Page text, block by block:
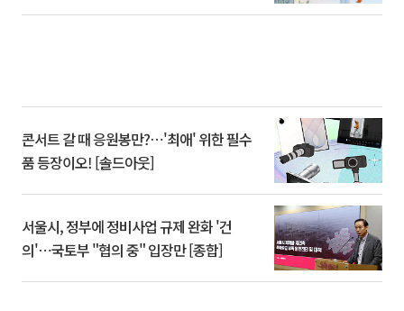
콘서트 갈 때 응원봉만?⋯'최애' 위한 필수
품 등장이오! [솔드아웃]
서울시, 정부에 정비사업 규제 완화 '건
의'⋯국토부 "협의 중" 입장만 [종합]